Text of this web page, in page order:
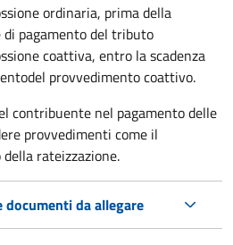
ordinaria, prima della
pagamento del tributo
coattiva, entro la scadenza
del provvedimento coattivo.
contribuente nel pagamento delle
provvedimenti come il
rateizzazione.
da allegare